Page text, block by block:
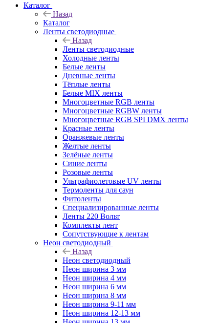
Каталог
Назад
Каталог
Ленты светодиодные
Назад
Ленты светодиодные
Холодные ленты
Белые ленты
Дневные ленты
Тёплые ленты
Белые MIX ленты
Многоцветные RGB ленты
Многоцветные RGBW ленты
Многоцветные RGB SPI DMX ленты
Красные ленты
Оранжевые ленты
Желтые ленты
Зелёные ленты
Синие ленты
Розовые ленты
Ультрафиолетовые UV ленты
Термоленты для саун
Фитоленты
Специализированные ленты
Ленты 220 Вольт
Комплекты лент
Сопутствующие к лентам
Неон светодиодный
Назад
Неон светодиодный
Неон ширина 3 мм
Неон ширина 4 мм
Неон ширина 6 мм
Неон ширина 8 мм
Неон ширина 9-11 мм
Неон ширина 12-13 мм